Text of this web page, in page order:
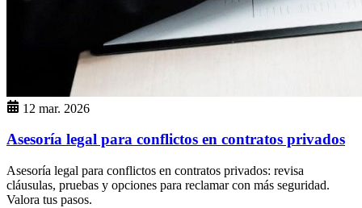
12 mar. 2026
Asesoría legal para conflictos en contratos privados
Asesoría legal para conflictos en contratos privados: revisa
cláusulas, pruebas y opciones para reclamar con más seguridad.
Valora tus pasos.